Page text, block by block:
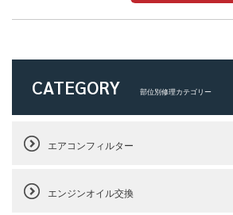
CATEGORY 部位別修理カテゴリー
エアコンフィルター
エンジンオイル交換